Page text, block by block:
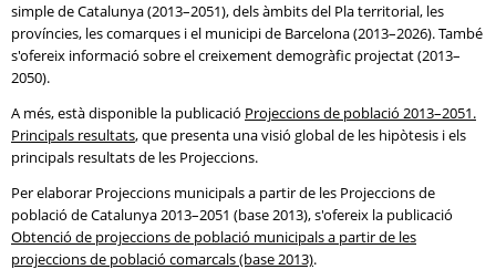
simple de Catalunya (2013–2051), dels àmbits del Pla territorial, les
províncies, les comarques i el municipi de Barcelona (2013–2026). També
s'ofereix informació sobre el creixement demogràfic projectat (2013–
2050).
A més, està disponible la publicació Projeccions de població 2013–2051.
Principals resultats, que presenta una visió global de les hipòtesis i els
principals resultats de les Projeccions.
Per elaborar Projeccions municipals a partir de les Projeccions de
població de Catalunya 2013–2051 (base 2013), s'ofereix la publicació
Obtenció de projeccions de població municipals a partir de les
projeccions de població comarcals (base 2013).